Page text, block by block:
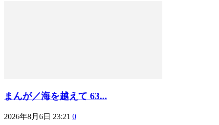
まんが／海を越えて 63...
2026年8月6日 23:21 0